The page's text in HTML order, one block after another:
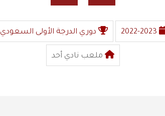
2022-2023 دوري الدرجة الأولى السعودي
ملعب نادي أحد